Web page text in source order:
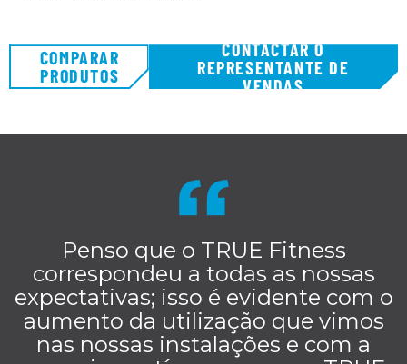
COMPARAR
PRODUTOS
CONTACTAR O
REPRESENTANTE DE
VENDAS
Penso que o TRUE Fitness
correspondeu a todas as nossas
expectativas; isso é evidente com o
aumento da utilização que vimos
nas nossas instalações e com a